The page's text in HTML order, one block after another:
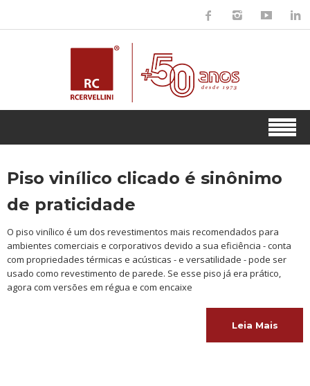
Piso vinílico clicado é sinônimo
de praticidade
O piso vinílico é um dos revestimentos mais recomendados para
ambientes comerciais e corporativos devido a sua eficiência - conta
com propriedades térmicas e acústicas - e versatilidade - pode ser
usado como revestimento de parede. Se esse piso já era prático,
agora com versões em régua e com encaixe
Leia Mais